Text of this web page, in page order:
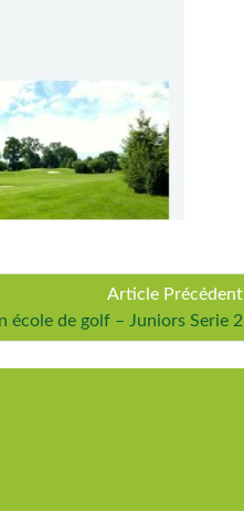
Article Précédent
école de golf – Juniors Serie 2